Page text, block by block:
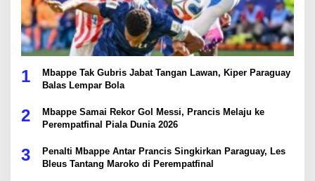
1
Mbappe Tak Gubris Jabat Tangan Lawan, Kiper Paraguay
Balas Lempar Bola
2
Mbappe Samai Rekor Gol Messi, Prancis Melaju ke
Perempatfinal Piala Dunia 2026
3
Penalti Mbappe Antar Prancis Singkirkan Paraguay, Les
Bleus Tantang Maroko di Perempatfinal